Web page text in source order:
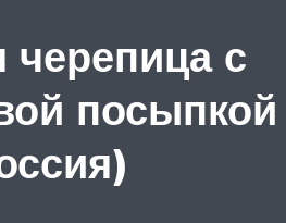
черепица с
посыпкой